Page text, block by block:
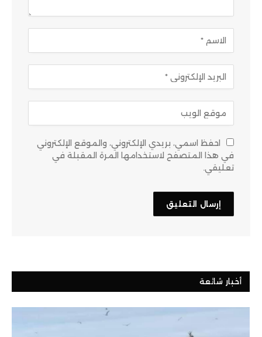
احفظ اسمي، بريدي الإلكتروني، والموقع الإلكتروني
في هذا المتصفح لاستخدامها المرة المقبلة في
تعليقي.
أخبار شائعة